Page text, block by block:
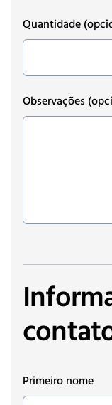
Quantidade
Observações
Primeiro nome